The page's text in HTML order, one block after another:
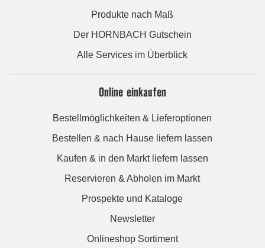
Produkte nach Maß
Der HORNBACH Gutschein
Alle Services im Überblick
Online einkaufen
Bestellmöglichkeiten & Lieferoptionen
Bestellen & nach Hause liefern lassen
Kaufen & in den Markt liefern lassen
Reservieren & Abholen im Markt
Prospekte und Kataloge
Newsletter
Onlineshop Sortiment